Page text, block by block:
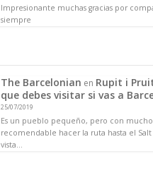
Impresionante muchas gracias por
siempre
The Barcelonian en Rupit i
que debes visitar si vas a
25/07/2019
Es un pueblo pequeño, pero con
recomendable hacer la ruta hasta el
vista…